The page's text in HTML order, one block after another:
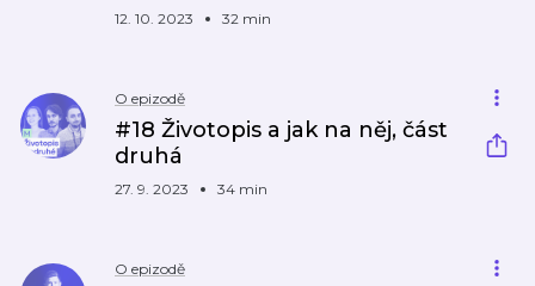
12. 10. 2023 32 min
O epizodě
#18 Životopis a jak na něj, část
druhá
27. 9. 2023 34 min
O epizodě